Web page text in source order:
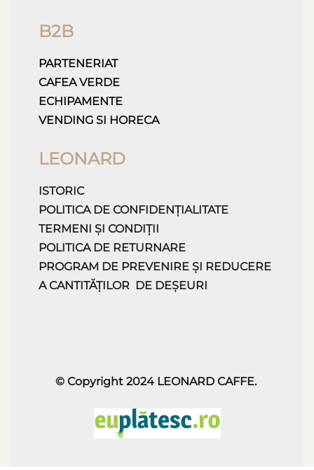
B2B
PARTENERIAT
CAFEA VERDE
ECHIPAMENTE
VENDING SI HORECA
LEONARD
ISTORIC
POLITICA DE CONFIDENȚIALITATE
TERMENI ȘI CONDIȚII
POLITICA DE RETURNARE
PROGRAM DE PREVENIRE ȘI REDUCERE
A CANTITĂȚILOR DE DEȘEURI
© Copyright 2024 LEONARD CAFFE.